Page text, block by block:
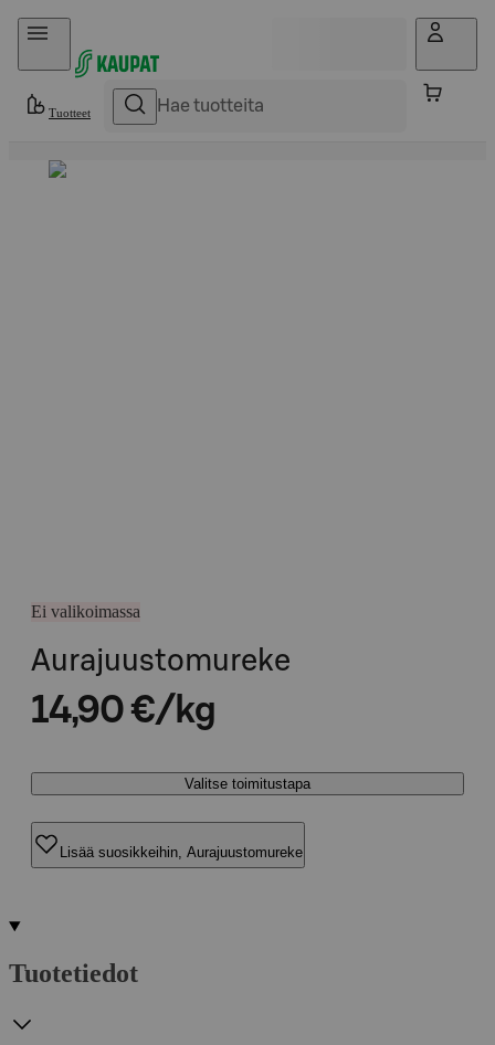
Hyppää sisältöön
Tuotteet
Ei valikoimassa
Aurajuustomureke
14,90 €/kg
Valitse toimitustapa
Lisää suosikkeihin, Aurajuustomureke
Tuotetiedot